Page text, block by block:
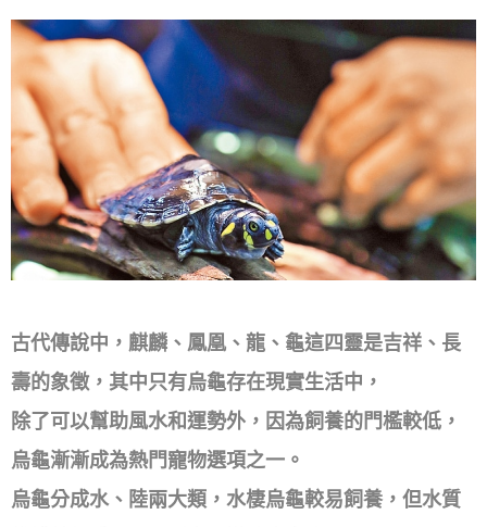
古代傳說中，麒麟、鳳凰、龍、龜這四靈是吉祥、長
壽的象徵，其中只有烏龜存在現實生活中，
除了可以幫助風水和運勢外，因為飼養的門檻較低，
烏龜漸漸成為熱門寵物選項之一。
烏龜分成水、陸兩大類，水棲烏龜較易飼養，但水質